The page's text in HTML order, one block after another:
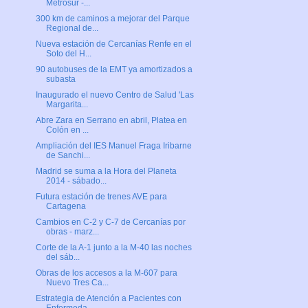
Metrosur -...
300 km de caminos a mejorar del Parque
Regional de...
Nueva estación de Cercanías Renfe en el
Soto del H...
90 autobuses de la EMT ya amortizados a
subasta
Inaugurado el nuevo Centro de Salud 'Las
Margarita...
Abre Zara en Serrano en abril, Platea en
Colón en ...
Ampliación del IES Manuel Fraga Iribarne
de Sanchi...
Madrid se suma a la Hora del Planeta
2014 - sábado...
Futura estación de trenes AVE para
Cartagena
Cambios en C-2 y C-7 de Cercanías por
obras - marz...
Corte de la A-1 junto a la M-40 las noches
del sáb...
Obras de los accesos a la M-607 para
Nuevo Tres Ca...
Estrategia de Atención a Pacientes con